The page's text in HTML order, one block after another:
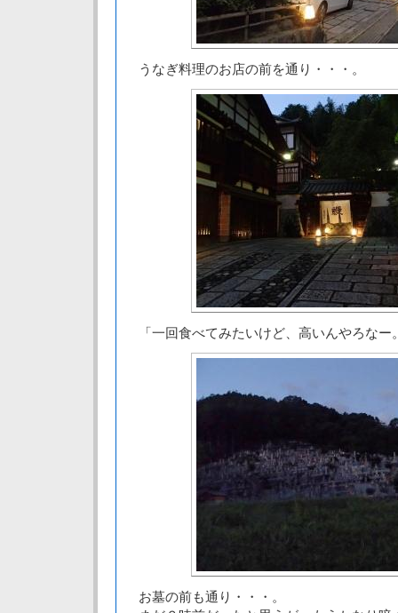
うなぎ料理のお店の前を通り・・・。
「一回食べてみたいけど、高いんやろなー
お墓の前も通り・・・。